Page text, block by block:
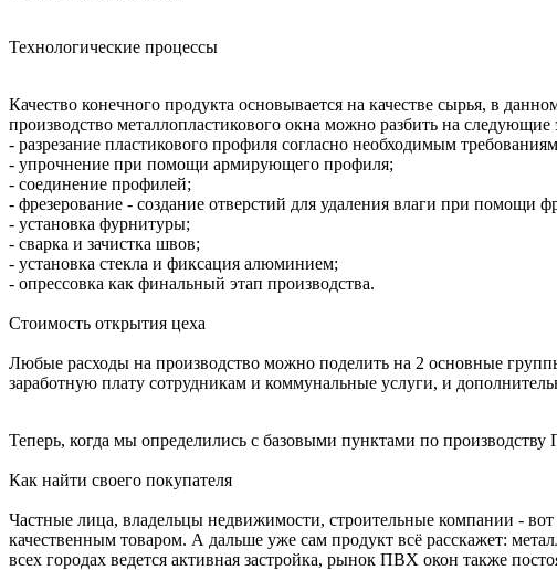
Технологические процессы
Качество конечного продукта основывается на качестве сырья, в
производство металлопластикового окна можно разбить на следующие
- разрезание пластикового профиля согласно необходимым
- упрочнение при помощи армирующего профиля;
- соединение профилей;
- фрезерование - создание отверстий для удаления влаги при помощи
- установка фурнитуры;
- сварка и зачистка швов;
- установка стекла и фиксация алюминием;
- опрессовка как финальный этап производства.
Стоимость открытия цеха
Любые расходы на производство можно поделить на 2 основные
заработную плату сотрудникам и коммунальные услуги, и
Теперь, когда мы определились с базовыми пунктами по
Как найти своего покупателя
Частные лица, владельцы недвижимости, строительные компании -
качественным товаром. А дальше уже сам продукт всё расскажет:
всех городах ведется активная застройка, рынок ПВХ окон также